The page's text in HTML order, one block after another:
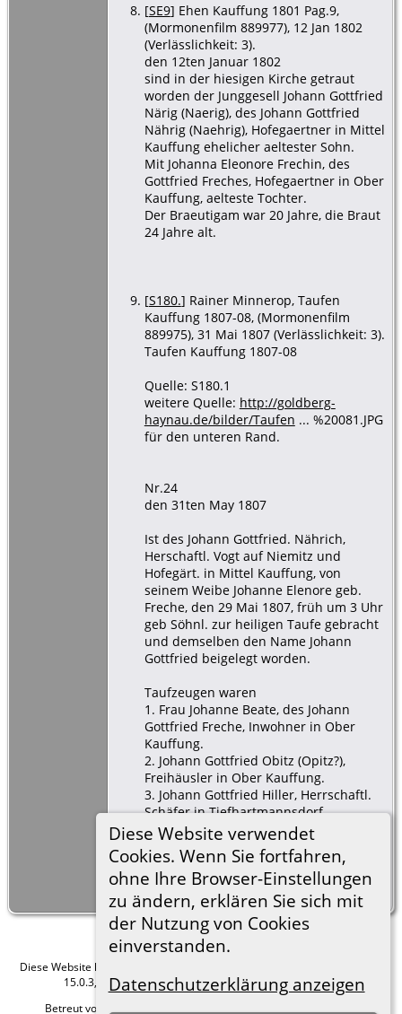
Diese Website verwendet
Cookies. Wenn Sie fortfahren,
ohne Ihre Browser-Einstellungen
zu ändern, erklären Sie sich mit
der Nutzung von Cookies
einverstanden.
Datenschutzerklärung anzeigen
[SE9] Ehen Kauffung 1801 Pag.9,
(Mormonenfilm 889977), 12 Jan 1802
(Verlässlichkeit: 3).
den 12ten Januar 1802
sind in der hiesigen Kirche getraut
worden der Junggesell Johann Gottfried
Närig (Naerig), des Johann Gottfried
Nährig (Naehrig), Hofegaertner in Mittel
Kauffung ehelicher aeltester Sohn.
Mit Johanna Eleonore Frechin, des
Gottfried Freches, Hofegaertner in Ober
Kauffung, aelteste Tochter.
Der Braeutigam war 20 Jahre, die Braut
24 Jahre alt.
[S180.] Rainer Minnerop, Taufen
Kauffung 1807-08, (Mormonenfilm
889975), 31 Mai 1807 (Verlässlichkeit: 3).
Taufen Kauffung 1807-08
Quelle: S180.1
weitere Quelle: http://goldberg-
haynau.de/bilder/Taufen ... %20081.JPG
für den unteren Rand.
Nr.24
den 31ten May 1807
Ist des Johann Gottfried. Nährich,
Herschaftl. Vogt auf Niemitz und
Hofegärt. in Mittel Kauffung, von
seinem Weibe Johanne Elenore geb.
Freche, den 29 Mai 1807, früh um 3 Uhr
geb Söhnl. zur heiligen Taufe gebracht
und demselben den Name Johann
Gottfried beigelegt worden.
Taufzeugen waren
1. Frau Johanne Beate, des Johann
Gottfried Freche, Inwohner in Ober
Kauffung.
2. Johann Gottfried Obitz (Opitz?),
Freihäusler in Ober Kauffung.
3. Johann Gottfried Hiller, Herrschaftl.
Schäfer in Tiefhartmannsdorf.
[SE9] Ehen Kauffung 1801 Pag.9,
(Mormonenfilm 889977).
Diese Website läuft mit
15.0.3, programmiert von Darrin Lythgoe © 2001-2026.
Betreut von